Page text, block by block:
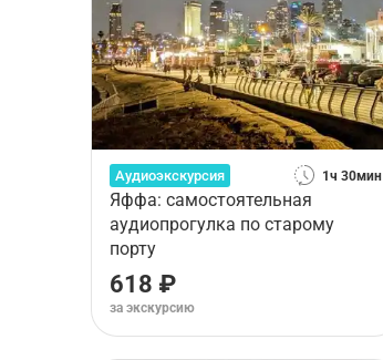
Аудиоэкскурсия 1ч 30мин
Яффа: самостоятельная
аудиопрогулка по старому
порту
618 ₽
за экскурсию